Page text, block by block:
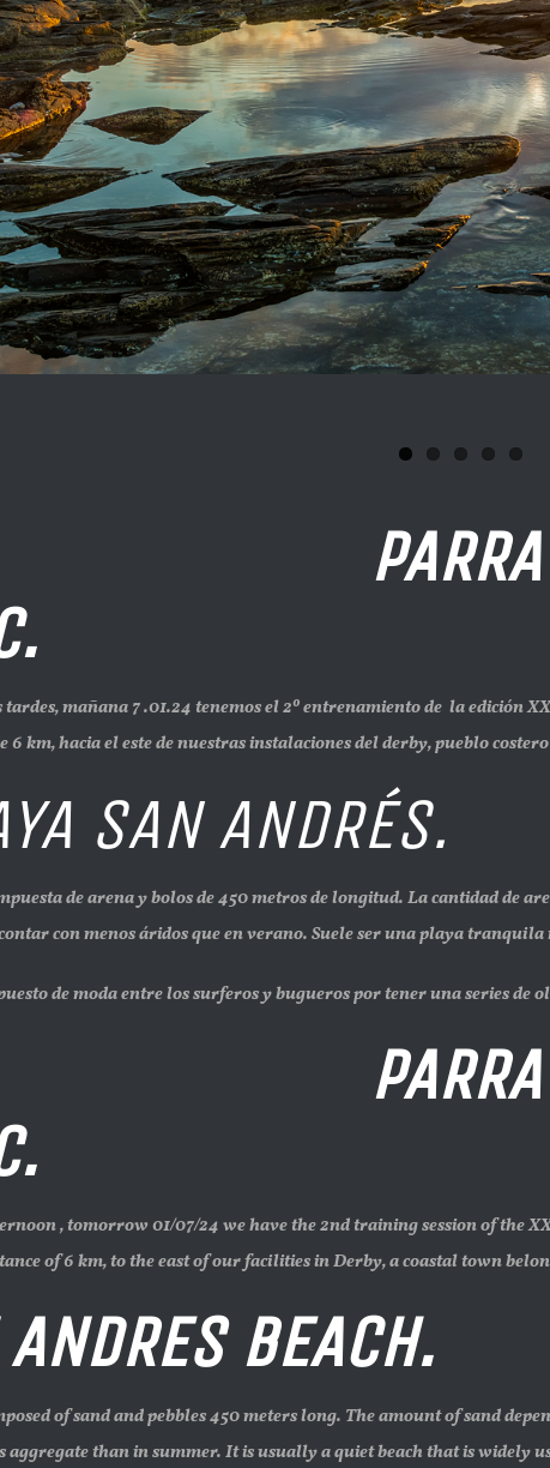
mañana 7 .01.24 tenemos el 2º entrenamiento de la edición XXV
6 km, hacia el este de nuestras instalaciones del derby, pueblo
SAN ANDRÉS.
de arena y bolos de 450 metros de longitud. La cantidad de
con menos áridos que en verano. Suele ser una playa tranquila
de moda entre los surferos y bugueros por tener una series de
, tomorrow 01/07/24 we have the 2nd training session of the
of 6 km, to the east of our facilities in Derby, a coastal town
BEACH.
of sand and pebbles 450 meters long. The amount of sand
aggregate than in summer. It is usually a quiet beach that is widely